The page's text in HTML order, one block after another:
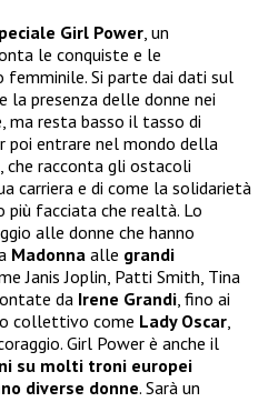
Girl Power , un
le conquiste e le
femminile. Si parte dai dati sul
la presenza delle donne nei
ma resta basso il tasso di
poi entrare nel mondo della
, che racconta gli ostacoli
carriera e di come la solidarietà
più facciata che realtà. Lo
alle donne che hanno
Madonna alle grandi
Janis Joplin, Patti Smith, Tina
da Irene Grandi , fino ai
collettivo come Lady Oscar
Girl Power è anche il
su molti troni europei
diverse donne. Sarà un